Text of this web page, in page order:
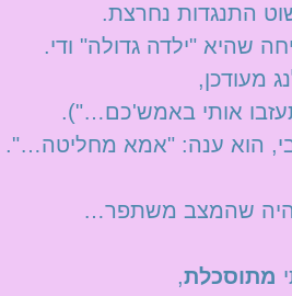
התנגדות נחרצת.
שהיא "ילדה גדולה" ודי.
מעודכן,
אותי באמש'כם…").
הוא ענה: "אמא מחליטה…".
היה שהמצב משתפר…
מתוסכלת,